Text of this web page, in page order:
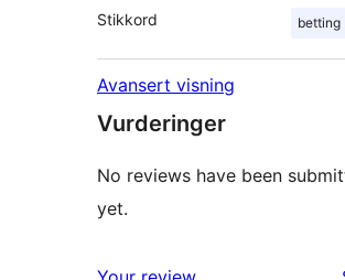
Stikkord betting
Avansert visning
Vurderinger
No reviews have been
yet.